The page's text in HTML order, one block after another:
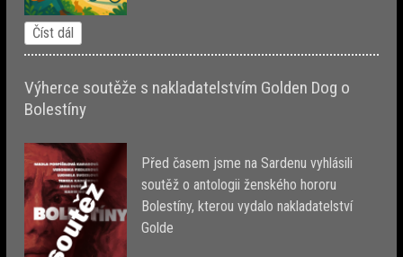
Číst dál
Výherce soutěže s nakladatelstvím Golden Dog o
Bolestíny
Před časem jsme na Sardenu vyhlásili
soutěž o antologii ženského hororu
Bolestíny, kterou vydalo nakladatelství
Golde